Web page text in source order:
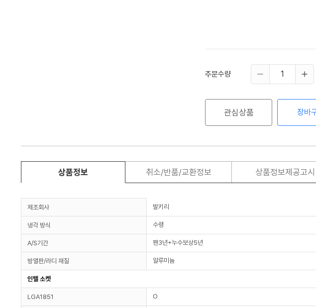
주문수량
관심상품 장바
상품정보 취소/반품/교환정보 상품정보제공고시
제조회사 발키리
냉각 방식 수랭
A/S기간 팬3년+누수보상5년
방열판/라디 재질 알루미늄
인텔 소켓
LGA1851 O